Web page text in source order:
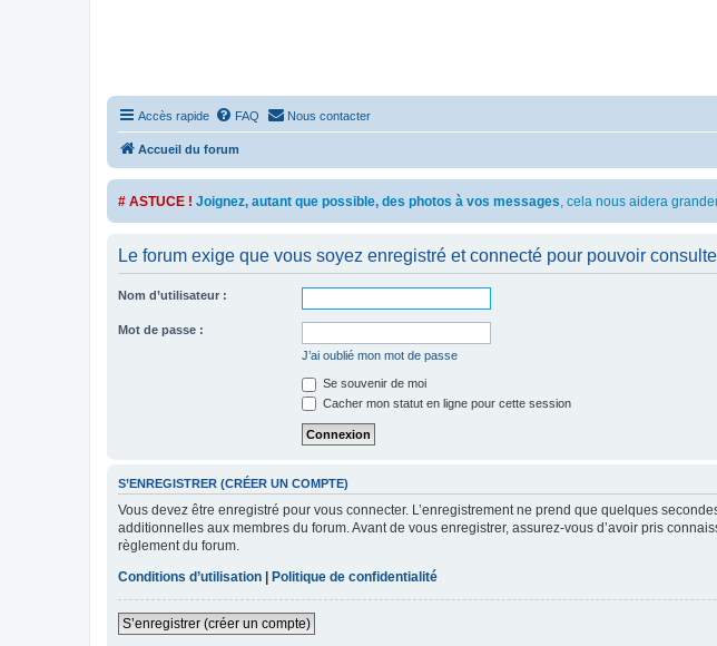
Accès rapide FAQ Nous contacter
Accueil du forum
# ASTUCE ! Joignez, autant que possible, des photos à vos messages, cela nous aidera
Le forum exige que vous soyez enregistré et connecté pour pouvoir
Nom d’utilisateur :
Mot de passe :
J’ai oublié mon mot de passe
Se souvenir de moi
Cacher mon statut en ligne pour cette session
S’ENREGISTRER (CRÉER UN COMPTE)
Vous devez être enregistré pour vous connecter. L’enregistrement ne prend que quelques
additionnelles aux membres du forum. Avant de vous enregistrer, assurez-vous d’avoir pris
règlement du forum.
Conditions d’utilisation | Politique de confidentialité
S’enregistrer (créer un compte)